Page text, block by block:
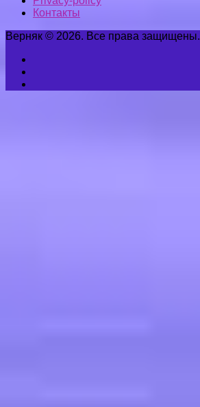
Контакты
Верняк © 2026. Все права защищены.